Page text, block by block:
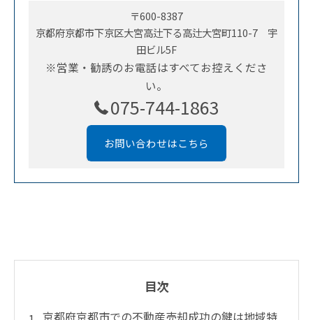
〒600-8387
京都府京都市下京区大宮高辻下る高辻大宮町110-7 宇
田ビル5F
※営業・勧誘のお電話はすべてお控えくださ
い。
075-744-1863
お問い合わせはこちら
目次
京都府京都市での不動産売却成功の鍵は地域特